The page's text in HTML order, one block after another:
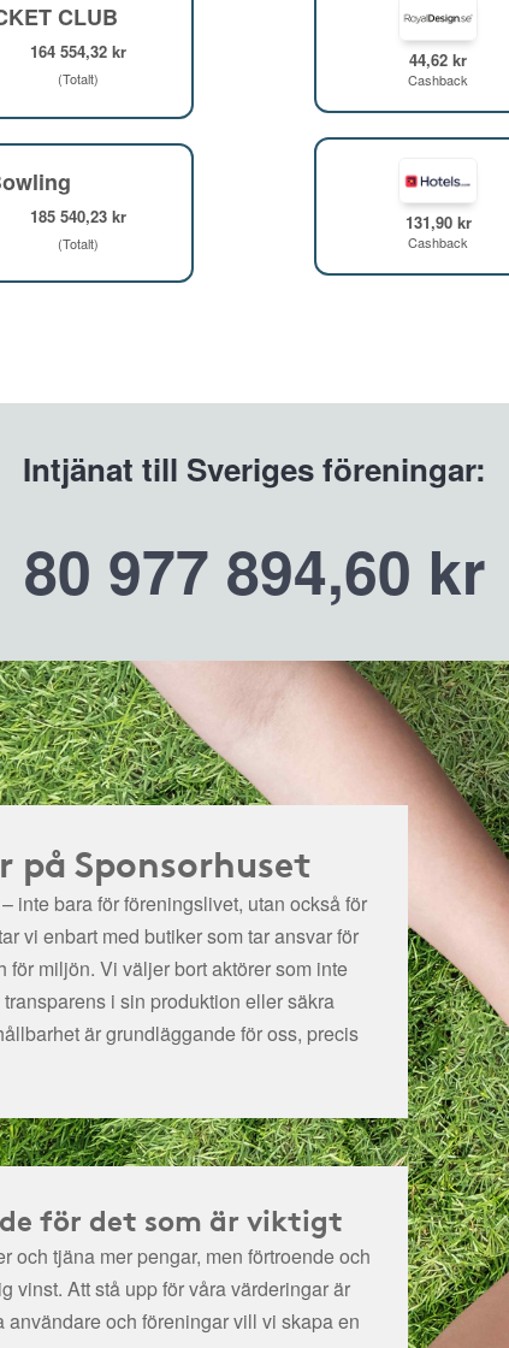
CLUB
164 554,32 kr
(Totalt)
185 540,23 kr
(Totalt)
44,62 kr
Cashback
131,90 kr
Cashback
Intjänat till Sveriges föreningar:
80 977 894,60 kr
på Sponsorhuset
inte bara för föreningslivet, utan också för
vi enbart med butiker som tar ansvar för
för miljön. Vi väljer bort aktörer som inte
i sin produktion eller säkra
är grundläggande för oss, precis
för det som är viktigt
och tjäna mer pengar, men förtroende och
vinst. Att stå upp för våra värderingar är
och föreningar vill vi skapa en